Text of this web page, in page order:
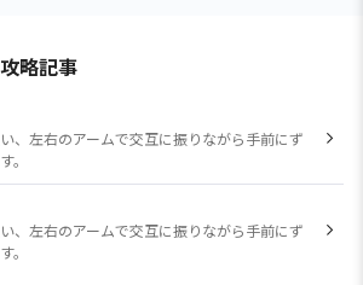
略記事
、左右のアームで交互に振りながら手前にず
。
、左右のアームで交互に振りながら手前にず
。